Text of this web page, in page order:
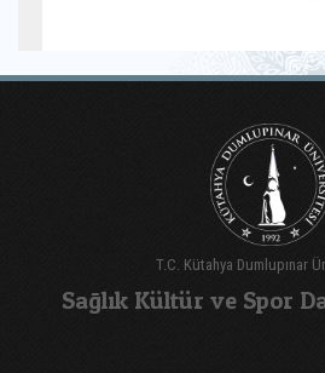
T.C. Kütahya Dumlupınar
Sağlık Kültür ve Spor